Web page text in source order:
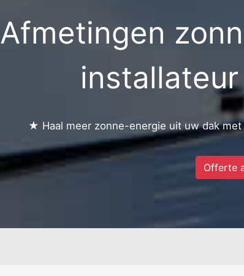
Buggenhout-centrum
Buggenhoutbos - spoorwegstraat
Kamerstraat
Afmetingen
★ Haal meer zonne-energie uit uw dak
Offerte